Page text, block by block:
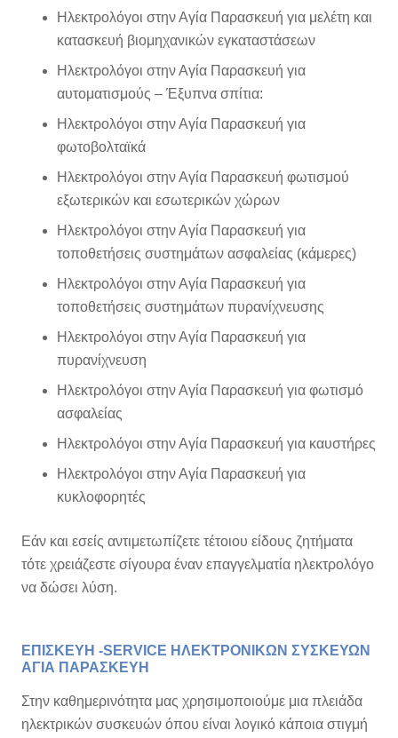
Ηλεκτρολόγοι στην Αγία Παρασκευή για μελέτη και
κατασκευή βιομηχανικών εγκαταστάσεων
Ηλεκτρολόγοι στην Αγία Παρασκευή για
αυτοματισμούς – Έξυπνα σπίτια:
Ηλεκτρολόγοι στην Αγία Παρασκευή για
φωτοβολταϊκά
Ηλεκτρολόγοι στην Αγία Παρασκευή φωτισμού
εξωτερικών και εσωτερικών χώρων
Ηλεκτρολόγοι στην Αγία Παρασκευή για
τοποθετήσεις συστημάτων ασφαλείας (κάμερες)
Ηλεκτρολόγοι στην Αγία Παρασκευή για
τοποθετήσεις συστημάτων πυρανίχνευσης
Ηλεκτρολόγοι στην Αγία Παρασκευή για
πυρανίχνευση
Ηλεκτρολόγοι στην Αγία Παρασκευή για φωτισμό
ασφαλείας
Ηλεκτρολόγοι στην Αγία Παρασκευή για καυστήρες
Ηλεκτρολόγοι στην Αγία Παρασκευή για
κυκλοφορητές
Εάν και εσείς αντιμετωπίζετε τέτοιου είδους ζητήματα
τότε χρειάζεστε σίγουρα έναν επαγγελματία ηλεκτρολόγο
να δώσει λύση.
ΕΠΙΣΚΕΥΗ -SERVICE ΗΛΕΚΤΡΟΝΙΚΩΝ ΣΥΣΚΕΥΩΝ
ΑΓΙΑ ΠΑΡΑΣΚΕΥΗ
Στην καθημερινότητα μας χρησιμοποιούμε μια πλειάδα
ηλεκτρικών συσκευών όπου είναι λογικό κάποια στιγμή